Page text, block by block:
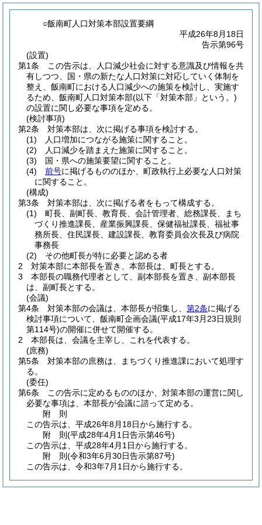
○飯南町人口対策本部設置要綱
平成26年8月18日
告示第96号
(設置)
第1条
この告示は、人口減少社会に対する意識及び情報を共
有しつつ、国・県の新たな人口対策に対応していく体制を
整え、飯南町における人口減少への施策を検討し、実施す
るため、飯南町人口対策本部(以下「対策本部」という。)
の設置に関し必要な事項を定める。
(検討事項)
第2条
対策本部は、次に掲げる事項を検討する。
(1)
人口増加につながる施策に関すること。
(2)
人口減少を踏まえた施策に関すること。
(3)
国・県への施策要望に関すること。
(4)
前号に掲げるもののほか、町政執行上必要な人口対策
に関すること。
(構成)
第3条
対策本部は、次に掲げる者をもって構成する。
(1)
町長、副町長、教育長、会計管理者、総務課長、まち
づくり推進課長、産業振興課長、保健福祉課長、福祉事
務所長、住民課長、建設課長、教育委員会次長及び病院
事務長
(2)
その他町長が特に必要と認める者
2
対策本部に本部長を置き、本部長は、町長とする。
3
本部長の職務代理者として、副本部長を置き、副本部長
は、副町長とする。
(会議)
第4条
対策本部の会議は、本部長が招集し、 第2条に掲げる
検討事項について、飯南町企画会議(平成17年3月23日規則
第114号)の開催に併せて開催する。
2
本部長は、会議を主宰し、これを代表する。
(庶務)
第5条
対策本部の庶務は、まちづくり推進課において処理す
る。
(委任)
第6条
この告示に定めるもののほか、対策本部の運営に関し
必要な事項は、本部長が会議に諮って定める。
附 則
この告示は、平成26年8月18日から施行する。
附 則(平成28年4月1日告示第46号)
この告示は、平成28年4月1日から施行する。
附 則(令和3年6月30日告示第87号)
この告示は、令和3年7月1日から施行する。